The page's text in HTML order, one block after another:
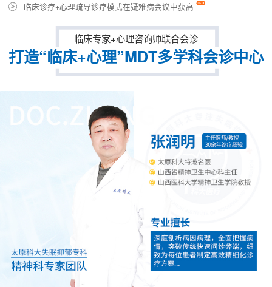
临床诊疗+心理疏导诊疗模式在疑难病会议中获高
临床专家+心理咨询师联合会诊
打造“临床+心理”MDT多学科会诊中心